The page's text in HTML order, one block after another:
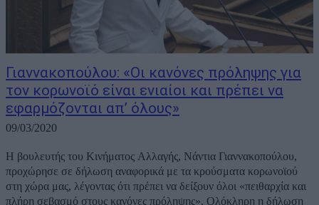
Γιαννακοπούλου: «Οι κανόνες πρόληψης για
τον κορωνοϊό είναι ενιαίοι και πρέπει να
εφαρμόζονται απ’ όλους»
09/03/2020
Η βουλευτής του Κινήματος Αλλαγής, Νάντια Γιαννακοπούλου,
προχώρησε σε δήλωση αναφορικά με τα κρούσματα κορωνοϊού
στη χώρα μας, λέγοντας ότι πρέπει να δείξουν όλοι «πειθαρχία και
πλήρη σεβασμό στους κανόνες πρόληψης». Ολόκληρη η δήλωση